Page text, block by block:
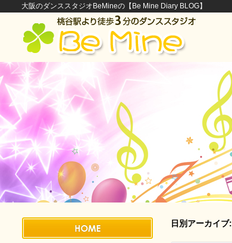
大阪のダンススタジオBeMineの【Be Mine Diary BLOG】
日別アーカイブ: